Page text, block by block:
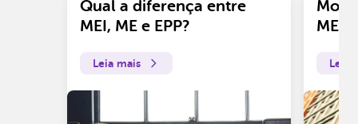
Qual a diferença entre
MEI, ME e EPP?
Leia mais
ME?
Leia